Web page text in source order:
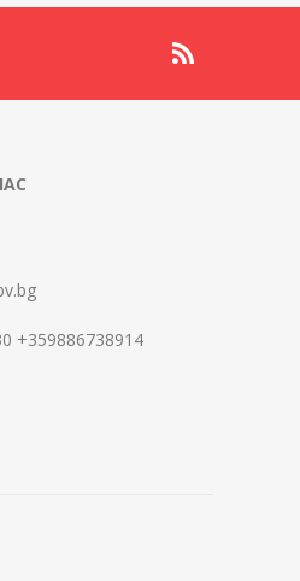
+359886738914